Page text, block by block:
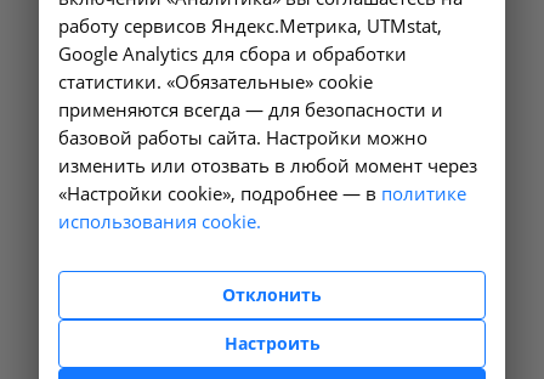
работу сервисов Яндекс.Метрика, UTMstat,
Google Analytics для сбора и обработки
статистики. «Обязательные» cookie
применяются всегда — для безопасности и
базовой работы сайта. Настройки можно
изменить или отозвать в любой момент через
«Настройки cookie», подробнее — в политике
использования cookie.
Отклонить
Настроить